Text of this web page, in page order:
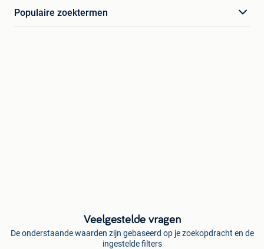
Populaire zoektermen
Veelgestelde vragen
De onderstaande waarden zijn gebaseerd op je zoekopdracht en de
ingestelde filters